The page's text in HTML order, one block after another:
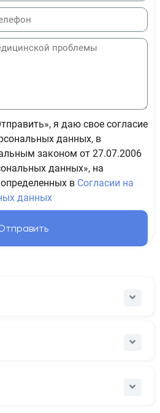
я даю свое согласие
данных, в
законом от 27.07.2006
данных», на
в Согласии на
данных